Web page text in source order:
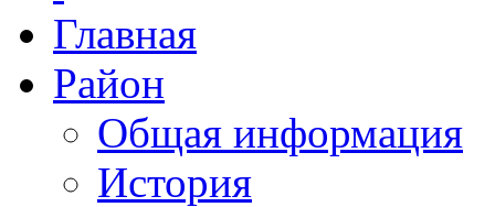
Главная
Район
Общая информация
История